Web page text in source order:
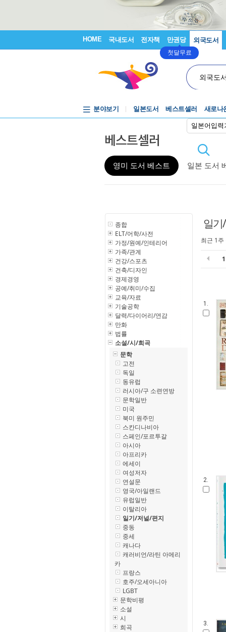
HOME 국내도서 전자책 만권당
첫달무료
외국도서
외국도
일본어입력
분야보기 일본도서 베스트셀러 새로나
베스트셀러
영미 도서 베스트 일본 도서
종합
ELT/어학/사전
가정/원예/인테리어
가족/관계
건강/스포츠
건축/디자인
경제경영
공예/취미/수집
교육/자료
기술공학
달력/다이어리/연감
만화
법률
소설/시/희곡
문학
고전
독일
동유럽
러시아/구 소련연방
문학일반
미국
북미 원주민
스칸디나비아
스페인/포르투갈
아시아
아프리카
에세이
여성저자
연설문
영국/아일랜드
유럽일반
이탈리아
일기/저널/편지
중동
중세
캐나다
캐러비언/라틴 아메리
카
프랑스
호주/오세아니아
LGBT
문학비평
소설
시
희곡
일
최근 1
1.
2.
3.